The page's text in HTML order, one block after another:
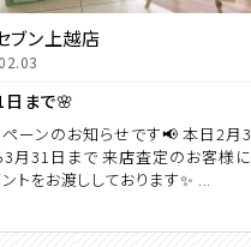
ブン上越店
まで🌸
ペーンのお知らせです📢 本日2月3
3月31日まで 来店査定のお客様に
トをお渡ししております✨ ...